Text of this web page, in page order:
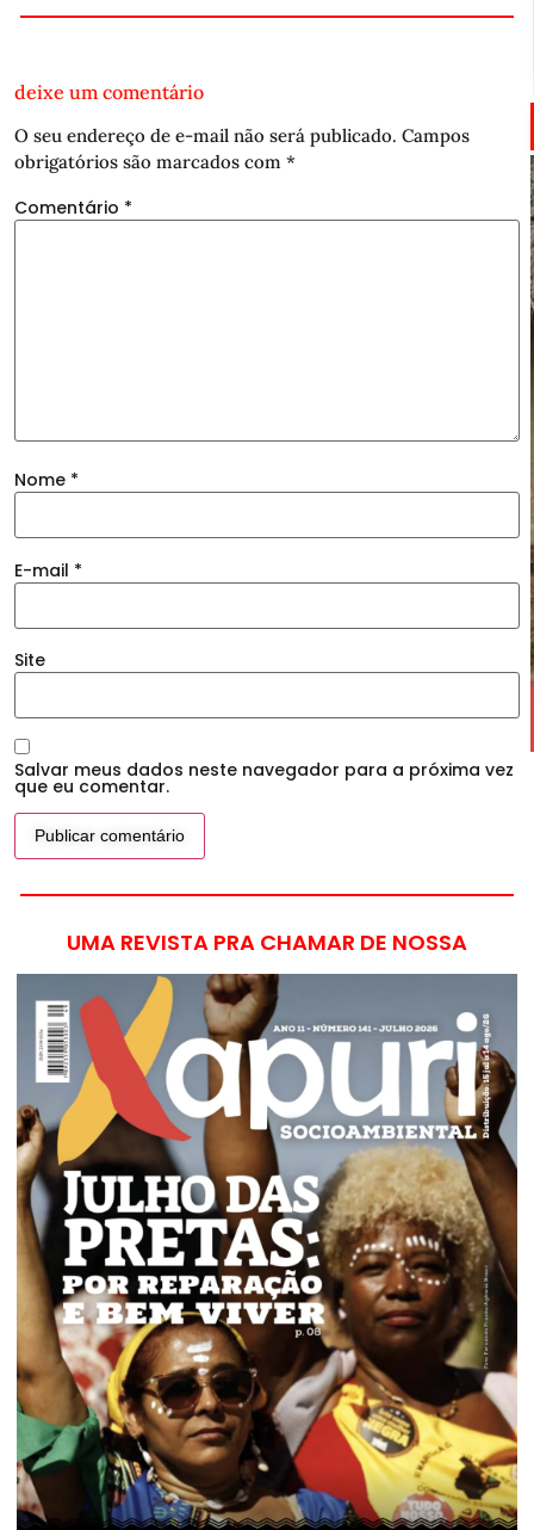
deixe um comentário
O seu endereço de e-mail não será publicado. Campos
obrigatórios são marcados com *
Comentário *
Nome *
E-mail *
Site
Salvar meus dados neste navegador para a próxima vez
que eu comentar.
UMA REVISTA PRA CHAMAR DE NOSSA